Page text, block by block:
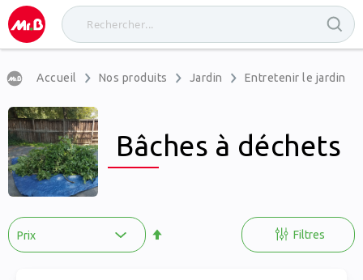
Accueil Nos produits Jardin Entretenir le jardin
Bâches à déchets
Filtres